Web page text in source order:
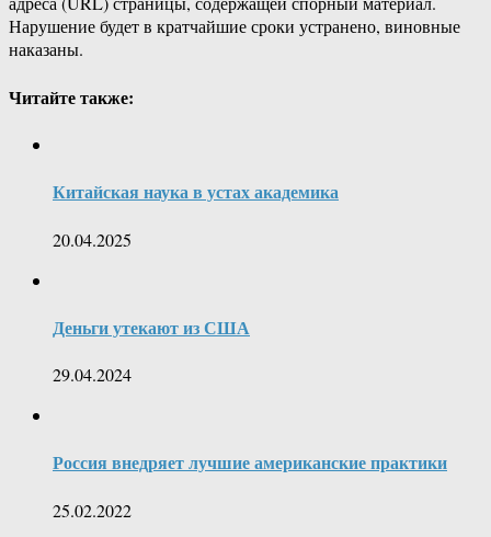
Нарушение будет в кратчайшие сроки устранено, виновные
наказаны.
Читайте также:
Китайская наука в устах академика
20.04.2025
Деньги утекают из США
29.04.2024
Россия внедряет лучшие американские практики
25.02.2022